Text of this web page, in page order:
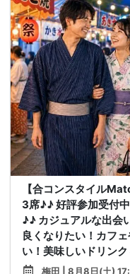
【合コンスタイル
3席♪♪ 好評参加受付
♪♪ カジュアルな出会
良くなりたい！カフ
い！美味しいドリン
梅田 | 8月8日(土)